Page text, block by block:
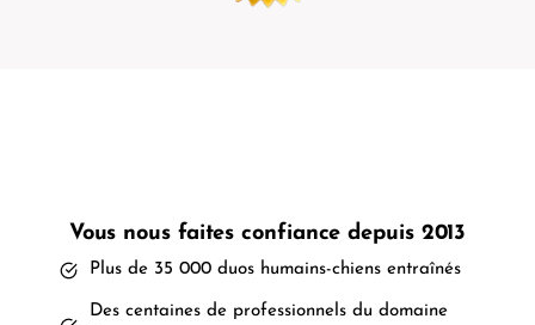
Vous nous faites confiance depuis 2013
Plus de 35 000 duos humains-chiens entraînés
Des centaines de professionnels du domaine